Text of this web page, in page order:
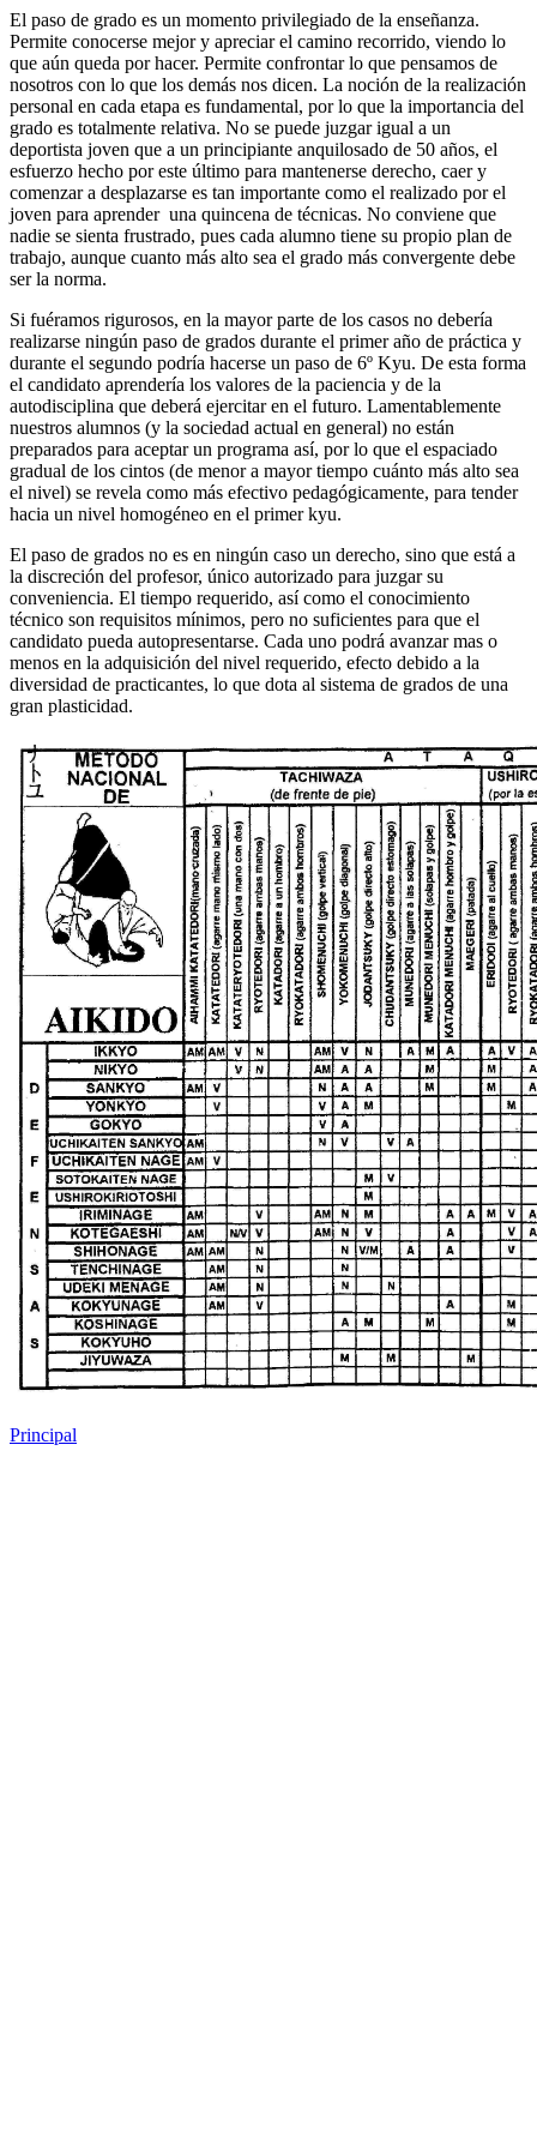
El paso de grado es un momento privilegiado de la enseñanza.
Permite conocerse mejor y apreciar el camino recorrido, viendo lo
que aún queda por hacer. Permite confrontar lo que pensamos de
nosotros con lo que los demás nos dicen. La noción de la realización
personal en cada etapa es fundamental, por lo que la importancia del
grado es totalmente relativa. No se puede juzgar igual a un
deportista joven que a un principiante anquilosado de 50 años, el
esfuerzo hecho por este último para mantenerse derecho, caer y
comenzar a desplazarse es tan importante como el realizado por el
joven para aprender una quincena de técnicas. No conviene que
nadie se sienta frustrado, pues cada alumno tiene su propio plan de
trabajo, aunque cuanto más alto sea el grado más convergente debe
ser la norma.
Si fuéramos rigurosos, en la mayor parte de los casos no debería
realizarse ningún paso de grados durante el primer año de práctica y
durante el segundo podría hacerse un paso de 6º Kyu. De esta forma
el candidato aprendería los valores de la paciencia y de la
autodisciplina que deberá ejercitar en el futuro. Lamentablemente
nuestros alumnos (y la sociedad actual en general) no están
preparados para aceptar un programa así, por lo que el espaciado
gradual de los cintos (de menor a mayor tiempo cuánto más alto sea
el nivel) se revela como más efectivo pedagógicamente, para tender
hacia un nivel homogéneo en el primer kyu.
El paso de grados no es en ningún caso un derecho, sino que está a
la discreción del profesor, único autorizado para juzgar su
conveniencia. El tiempo requerido, así como el conocimiento
técnico son requisitos mínimos, pero no suficientes para que el
candidato pueda autopresentarse. Cada uno podrá avanzar mas o
menos en la adquisición del nivel requerido, efecto debido a la
diversidad de practicantes, lo que dota al sistema de grados de una
gran plasticidad.
Principal